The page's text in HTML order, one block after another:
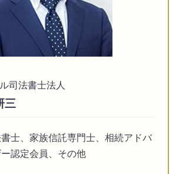
司法書士法人
三
士、家族信託専門士、相続アドバ
認定会員、その他